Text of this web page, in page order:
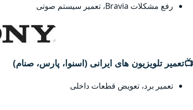
رفع مشکلات Bravia، تعمیر سیستم صوتی
📺تعمیر تلویزیون های ایرانی (اسنوا، پارس، صنام)
تعمیر برد، تعویض قطعات داخلی